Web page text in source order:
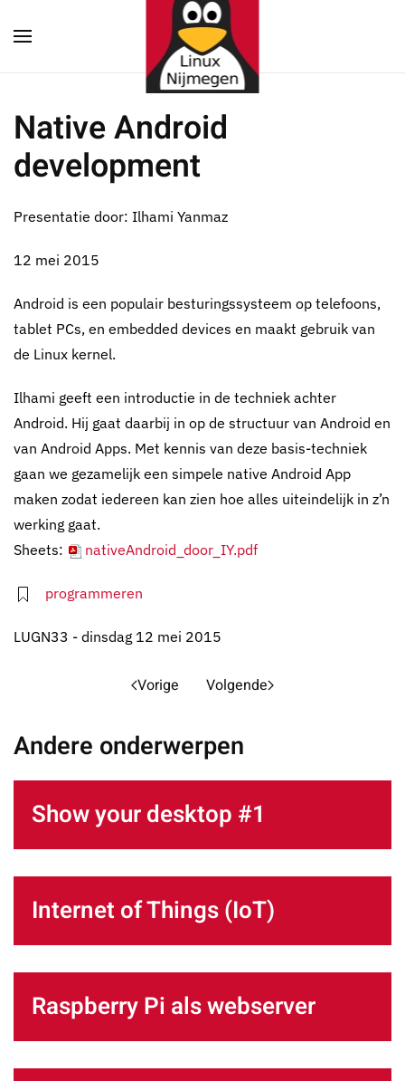
Terug naar hoofdinhoud
Native Android
development
Presentatie door: Ilhami Yanmaz
12 mei 2015
Android is een populair besturingssysteem op telefoons,
tablet PCs, en embedded devices en maakt gebruik van
de Linux kernel.
Ilhami geeft een introductie in de techniek achter
Android. Hij gaat daarbij in op de structuur van Android en
van Android Apps. Met kennis van deze basis-techniek
gaan we gezamelijk een simpele native Android App
maken zodat iedereen kan zien hoe alles uiteindelijk in z’n
werking gaat.
Sheets:
nativeAndroid_door_IY.pdf
programmeren
LUGN33 - dinsdag 12 mei 2015
Vorige Volgende
Andere onderwerpen
Show your desktop #1
Internet of Things (IoT)
Raspberry Pi als webserver